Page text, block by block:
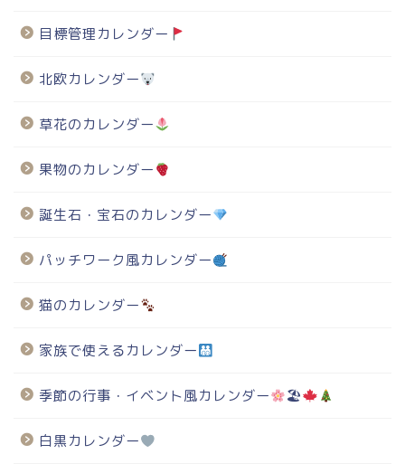
目標管理カレンダー
北欧カレンダー
草花のカレンダー
果物のカレンダー
誕生石・宝石のカレンダー
パッチワーク風カレンダー
猫のカレンダー
家族で使えるカレンダー
季節の行事・イベント風カレンダー 🏖
白黒カレンダー